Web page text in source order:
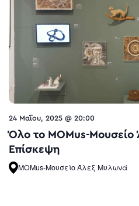
24 Μαΐου, 2025 @ 20:00
Όλο το MOMus-
Επίσκεψη
MOMus-Μουσείο Άλεξ Μυλωνά